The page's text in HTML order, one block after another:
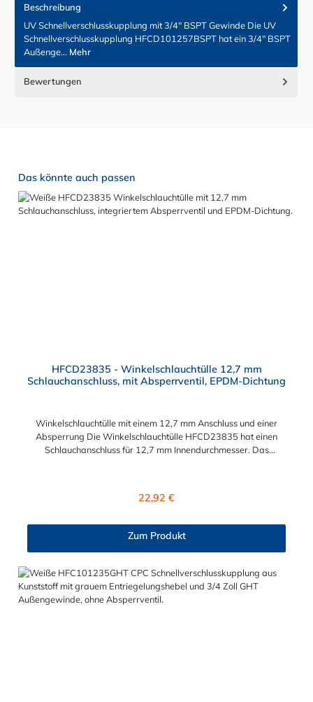
Beschreibung
UV Schnellverschlusskupplung mit 3/4" BSPT Gewinde Die UV
Schnellverschlusskupplung HFCD101257BSPT hat ein 3/4" BSPT
Außenge… Mehr
Bewertungen
Produktgalerie überspringen
Das könnte auch passen
HFCD23835 - Winkelschlauchtülle 12,7 mm
Schlauchanschluss, mit Absperrventil, EPDM-Dichtung
Winkelschlauchtülle mit einem 12,7 mm Anschluss und einer
Absperrung Die Winkelschlauchtülle HFCD23835 hat einen
Schlauchanschluss für 12,7 mm Innendurchmesser. Das
bar Max. Betriebstemperatur: -40 °C bis 138 °C Sie können
und HFC57-Serie kombinieren.
Regulärer Preis:
22,92 €
Zum Produkt